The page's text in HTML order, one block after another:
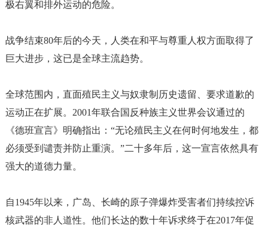
极右翼和排外运动的危险。
战争结束80年后的今天，人类在和平与尊重人权方面取得了
巨大进步，这已是全球主流趋势。
全球范围内，直面殖民主义与奴隶制历史遗留、要求道歉的
运动正在扩展。 2001年联合国反种族主义世界会议通过的
《德班宣言》明确指出：“无论殖民主义在何时何地发生，都
必须受到谴责并防止重演。”二十多年后，这一宣言依然具有
强大的道德力量。
自1945年以来，广岛、长崎的原子弹爆炸受害者们持续控诉
核武器的非人道性。他们长达的数十年诉求终于在2017年促